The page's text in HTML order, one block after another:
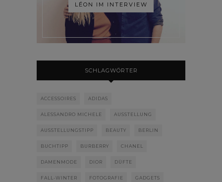
LÉON IM INTERVIEW
SCHLAGWÖRTER
ACCESSOIRES ADIDAS
ALESSANDRO MICHELE AUSSTELLUNG
AUSSTELLUNGSTIPP BEAUTY BERLIN
BUCHTIPP BURBERRY CHANEL
DAMENMODE DIOR DÜFTE
FALL-WINTER FOTOGRAFIE GADGETS